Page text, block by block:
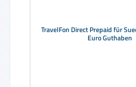
TravelFon Direct Prepaid für
Euro Guthaben